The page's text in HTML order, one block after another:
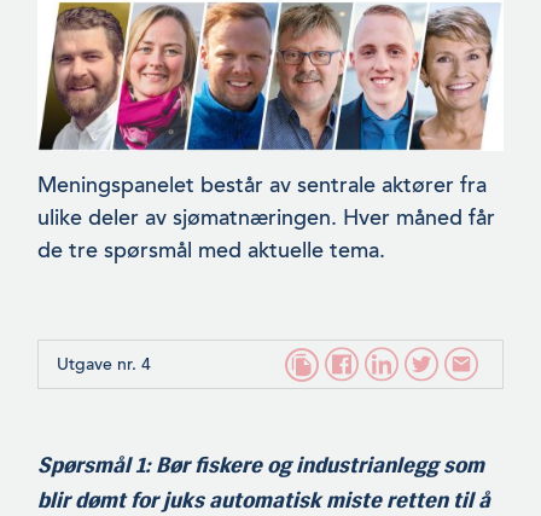
Meningspanelet består av sentrale aktører fra
ulike deler av sjømatnæringen. Hver måned får
de tre spørsmål med aktuelle tema.
Utgave nr. 4
Spørsmål 1: Bør fiskere og industrianlegg som
blir dømt for juks automatisk miste retten til å